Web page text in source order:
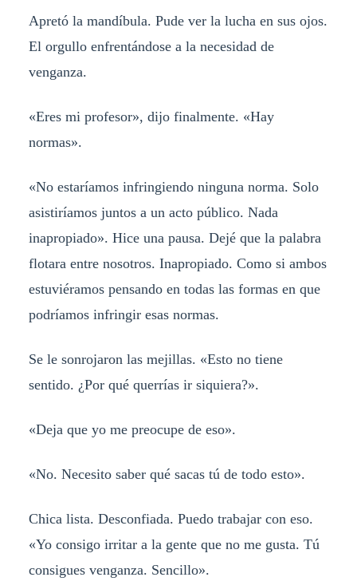
Apretó la mandíbula. Pude ver la lucha en sus ojos.
El orgullo enfrentándose a la necesidad de
venganza.
«Eres mi profesor», dijo finalmente. «Hay
normas».
«No estaríamos infringiendo ninguna norma. Solo
asistiríamos juntos a un acto público. Nada
inapropiado». Hice una pausa. Dejé que la palabra
flotara entre nosotros. Inapropiado. Como si ambos
estuviéramos pensando en todas las formas en que
podríamos infringir esas normas.
Se le sonrojaron las mejillas. «Esto no tiene
sentido. ¿Por qué querrías ir siquiera?».
«Deja que yo me preocupe de eso».
«No. Necesito saber qué sacas tú de todo esto».
Chica lista. Desconfiada. Puedo trabajar con eso.
«Yo consigo irritar a la gente que no me gusta. Tú
consigues venganza. Sencillo».